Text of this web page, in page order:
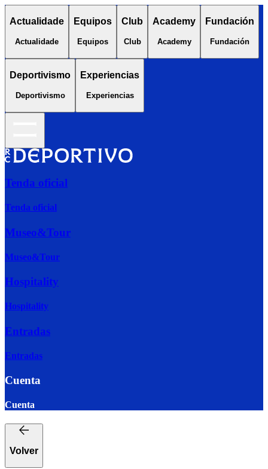
Actualidade
Actualidade
Equipos
Equipos
Club
Club
Academy
Academy
Fundación
Fundación
Deportivismo
Deportivismo
Experiencias
Experiencias
Tenda oficial
Tenda oficial
Museo&Tour
Museo&Tour
Hospitality
Hospitality
Entradas
Entradas
Cuenta
Cuenta
Volver